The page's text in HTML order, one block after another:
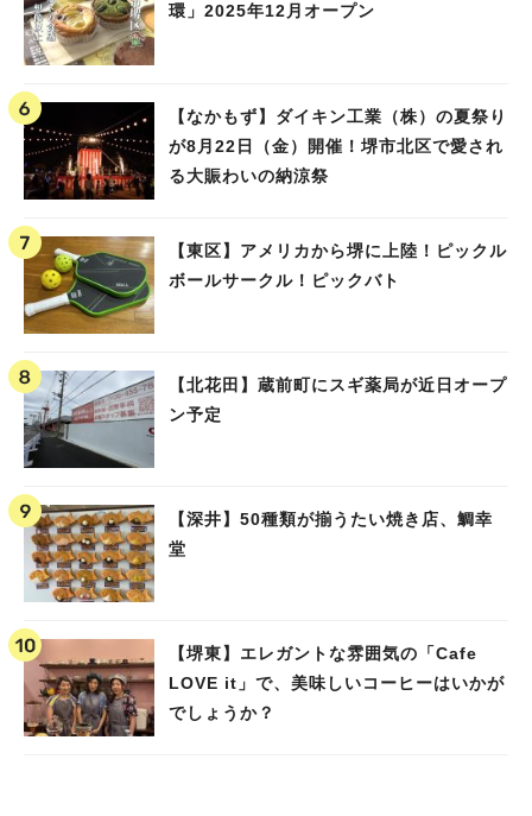
環」2025年12月オープン
【なかもず】ダイキン工業（株）の夏祭り
が8月22日（金）開催！堺市北区で愛され
る大賑わいの納涼祭
【東区】アメリカから堺に上陸！ピックル
ボールサークル！ピックバト
【北花田】蔵前町にスギ薬局が近日オープ
ン予定
【深井】50種類が揃うたい焼き店、鯛幸
堂
【堺東】エレガントな雰囲気の「Cafe
LOVE it」で、美味しいコーヒーはいかが
でしょうか？